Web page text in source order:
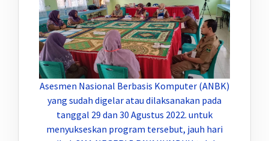
Asesmen Nasional Berbasis Komputer (ANBK)
yang sudah digelar atau dilaksanakan pada
tanggal 29 dan 30 Agustus 2022. untuk
menyukseskan program tersebut, jauh hari